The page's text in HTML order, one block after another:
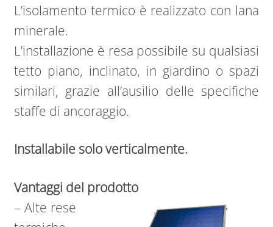
L’isolamento termico è realizzato con lana
minerale.
L’installazione è resa possibile su qualsiasi
tetto piano, inclinato, in giardino o spazi
similari, grazie all’ausilio delle specifiche
staffe di ancoraggio.
Installabile solo verticalmente.
Vantaggi del prodotto
– Alte rese